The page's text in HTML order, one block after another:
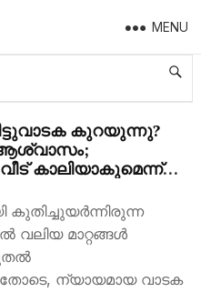
MENU
കുറയുന്നു?
ആശ്വാസം;
വീട് കാലിയാകുമെന്ന്
കുതിച്ചുയർന്നിരുന്ന
വലിയ മാറ്റങ്ങൾ
ന്യായമായ വാടക